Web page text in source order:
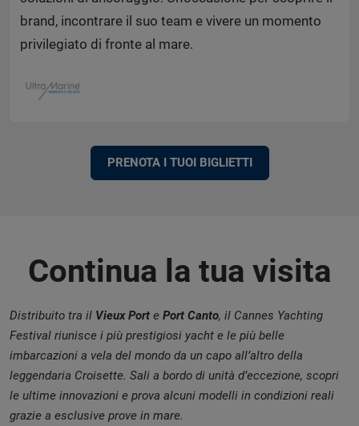
brand, incontrare il suo team e vivere un momento
privilegiato di fronte al mare.
PRENOTA I TUOI BIGLIETTI
Continua la tua visita
Distribuito tra il Vieux Port e Port Canto, il Cannes Yachting
Festival riunisce i più prestigiosi yacht e le più belle
imbarcazioni a vela del mondo da un capo all’altro della
leggendaria Croisette. Sali a bordo di unità d’eccezione, scopri
le ultime innovazioni e prova alcuni modelli in condizioni reali
grazie a esclusive prove in mare.